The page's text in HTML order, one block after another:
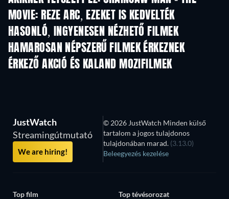
MOVIE: REZE ARC, EZEKET IS KEDVELTÉK
TV
HASONLÓ, INGYENESEN NÉZHETŐ FILMEK
HAMAROSAN NÉPSZERŰ FILMEK ÉRKEZNEK
ÉRKEZŐ AKCIÓ ÉS KALAND MOZIFILMEK
JustWatch
Streamingútmutató
We are hiring!
© 2026 JustWatch Minden külső
tartalom a jogos tulajdonos
tulajdonában marad. (3.13.0)
Beleegyezés kezelése
Top film
Top tévésorozat